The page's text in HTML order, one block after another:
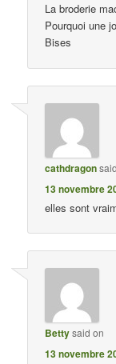
La broderie
Pourquoi une
Bises
cathdragon
13 novembre
elles sont
Bettysaid on
13 novembre